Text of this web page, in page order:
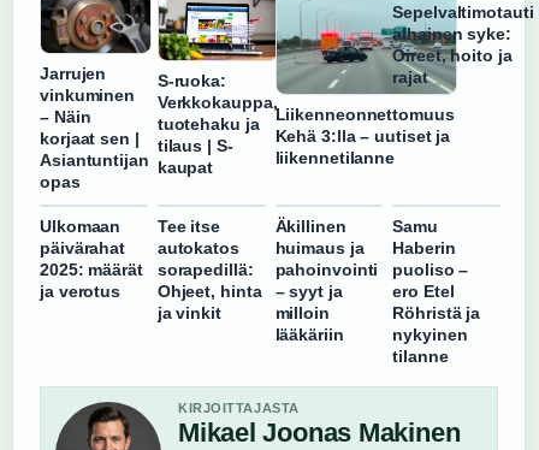
Jarrujen
vinkuminen
– Näin
korjaat sen |
Asiantuntijan
opas
S-ruoka:
Verkkokauppa,
tuotehaku ja
tilaus | S-
kaupat
Liikenneonnettomuus
Kehä 3:lla – uutiset ja
liikennetilanne
Sepelvaltimotauti
alhainen syke:
Oireet, hoito ja
rajat
Ulkomaan
päivärahat
2025: määrät
ja verotus
Tee itse
autokatos
sorapedillä:
Ohjeet, hinta
ja vinkit
Äkillinen
huimaus ja
pahoinvointi
– syyt ja
milloin
lääkäriin
Samu
Haberin
puoliso –
ero Etel
Röhristä ja
nykyinen
tilanne
KIRJOITTAJASTA
Mikael Joonas Makinen